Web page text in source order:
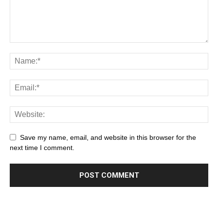
Save my name, email, and website in this browser for the
next time I comment.